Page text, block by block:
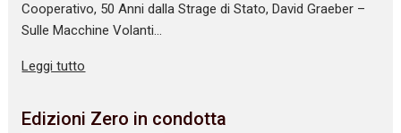
Cooperativo, 50 Anni dalla Strage di Stato, David Graeber –
Sulle Macchine Volanti…
Leggi tutto
Edizioni Zero in condotta